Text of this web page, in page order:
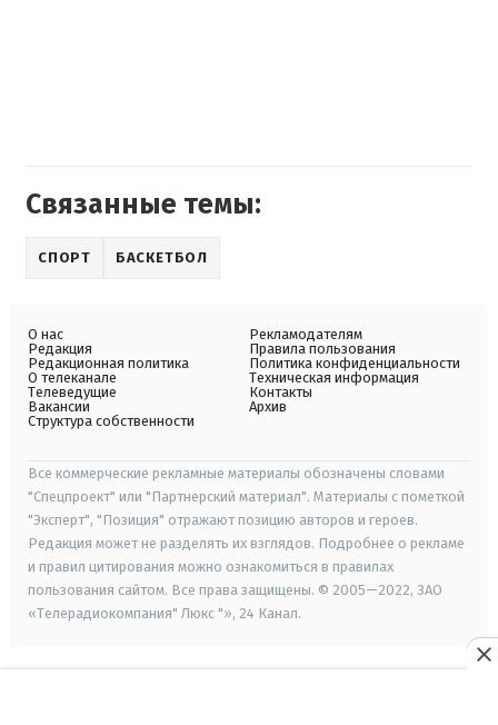
Связанные темы:
СПОРТ БАСКЕТБОЛ
О нас
Редакция
Редакционная политика
О телеканале
Телеведущие
Вакансии
Структура собственности
Рекламодателям
Правила пользования
Политика конфиденциальности
Техническая информация
Контакты
Архив
Все коммерческие рекламные материалы обозначены словами
"Спецпроект" или "Партнерский материал". Материалы с пометкой
"Эксперт", "Позиция" отражают позицию авторов и героев.
Редакция может не разделять их взглядов. Подробнее о рекламе
и правил цитирования можно ознакомиться в правилах
пользования сайтом. Все права защищены. © 2005—2022, ЗАО
«Телерадиокомпания" Люкс "», 24 Канал.